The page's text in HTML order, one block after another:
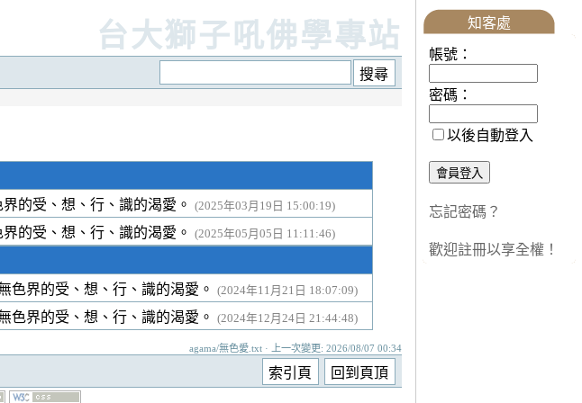
台大獅子吼佛學專站
的受、想、行、識的渴愛。 (2025年03月19日 15:00:19)
的受、想、行、識的渴愛。 (2025年05月05日 11:11:46)
色界的受、想、行、識的渴愛。 (2024年11月21日 18:07:09)
色界的受、想、行、識的渴愛。 (2024年12月24日 21:44:48)
agama/無色愛.txt · 上一次變更: 2026/08/07 00:34
知客處
帳號：
密碼：
以後自動登入
忘記密碼？
歡迎註冊以享全權！